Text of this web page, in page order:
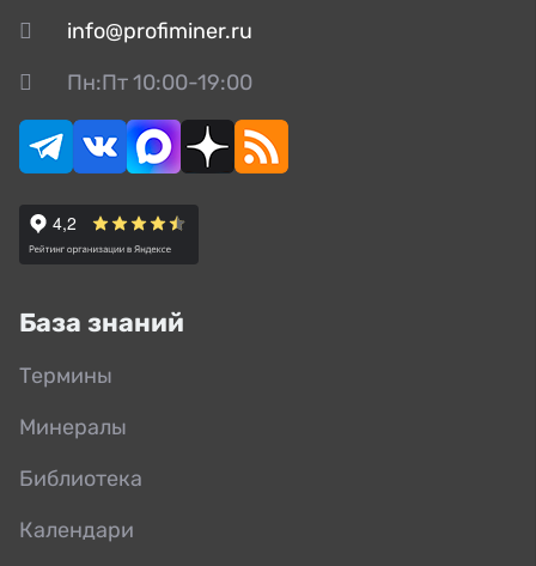
info@profiminer.ru
Пн:Пт 10:00-19:00
База знаний
Термины
Минералы
Библиотека
Календари